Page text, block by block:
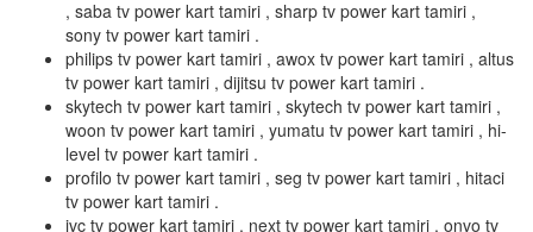
, saba tv power kart tamiri , sharp tv power kart tamiri ,
sony tv power kart tamiri .
philips tv power kart tamiri , awox tv power kart tamiri , altus
tv power kart tamiri , dijitsu tv power kart tamiri .
skytech tv power kart tamiri , skytech tv power kart tamiri ,
woon tv power kart tamiri , yumatu tv power kart tamiri , hi-
level tv power kart tamiri .
profilo tv power kart tamiri , seg tv power kart tamiri , hitaci
tv power kart tamiri .
jvc tv power kart tamiri , next tv power kart tamiri , onvo tv